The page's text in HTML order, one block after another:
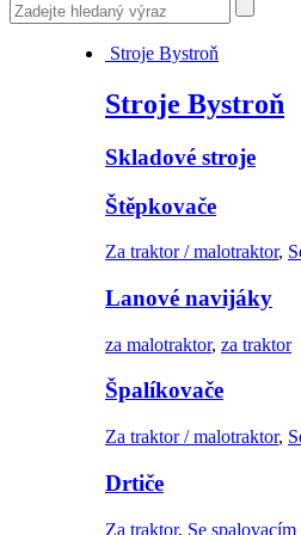
Stroje Bystroň
Stroje Bystroň
Skladové stroje
Štěpkovače
Za traktor / malotraktor,
Lanové navijáky
za malotraktor, za traktor
Špalíkovače
Za traktor / malotraktor,
Drtiče
Za traktor, Se